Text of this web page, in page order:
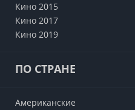
Кино 2015
Кино 2017
Кино 2019
ПО СТРАНЕ
Американские